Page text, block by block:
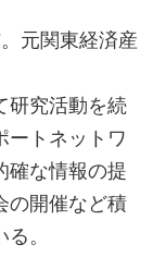
元関東経済産
研究活動を続
ートネットワ
確な情報の提
の開催など積
。